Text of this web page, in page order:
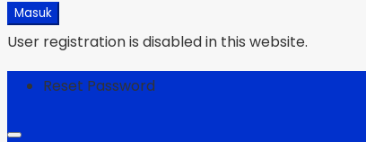
Masuk
User registration is disabled in this website.
Reset Password